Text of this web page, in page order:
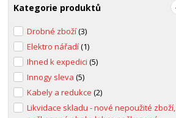
Kategorie produktů
Drobné zboží(3)
Elektro nářadí(1)
Ihned k expedici(5)
Innogy sleva(5)
Kabely a redukce(2)
Likvidace skladu - nové nepoužité zboží,